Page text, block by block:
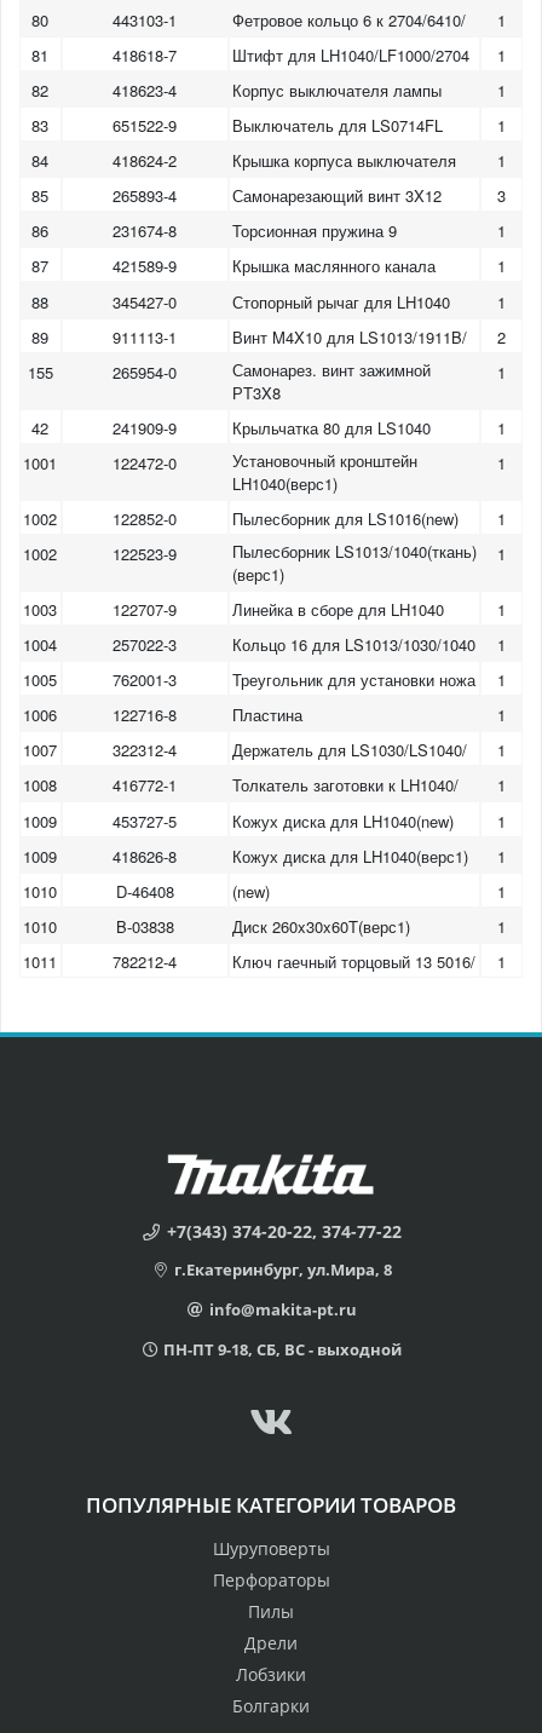
80
443103-1 Фетровое кольцо 6 к 2704/6410/
1
81
418618-7 Штифт для LH1040/LF1000/2704
1
82
418623-4 Корпус выключателя лампы
1
83
651522-9 Выключатель для LS0714FL
1
84
418624-2 Крышка корпуса выключателя
1
85
265893-4 Самонарезающий винт 3X12
3
86
231674-8 Торсионная пружина 9
1
87
421589-9 Крышка маслянного канала
1
88
345427-0 Стопорный рычаг для LH1040
1
89
911113-1 Винт M4X10 для LS1013/1911B/
2
155
265954-0
Самонарез. винт зажимной
РT3X8
1
42 241909-9 Крыльчатка 80 для LS1040
1
1001
122472-0
Установочный кронштейн
LH1040(верс1)
1
1002 122852-0 Пылесборник для LS1016(new)
1
1002
122523-9
Пылесборник LS1013/1040(ткань)
(верс1)
1
1003 122707-9 Линейка в сборе для LH1040
1
1004
257022-3 Кольцо 16 для LS1013/1030/1040
1
1005
762001-3 Треугольник для установки ножа
1
1006
122716-8 Пластина
1
1007
322312-4 Держатель для LS1030/LS1040/
1
1008
416772-1 Толкатель заготовки к LH1040/
1
1009
453727-5 Кожух диска для LH1040(new)
1
1009
418626-8 Кожух диска для LH1040(верс1)
1
1010
D-46408 (new)
1
1010
B-03838 Диск 260x30x60T(верс1)
1
1011
782212-4 Ключ гаечный торцовый 13 5016/ 1
+7(343) 374-20-22, 374-77-22
г.Екатеринбург, ул.Мира, 8
info@makita-pt.ru
ПН-ПТ 9-18, СБ, ВС - выходной
ПОПУЛЯРНЫЕ КАТЕГОРИИ ТОВАРОВ
Шуруповерты
Перфораторы
Пилы
Дрели
Лобзики
Болгарки